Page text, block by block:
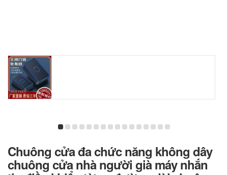
Chuông cửa đa chức năng không dây
chuông cửa nhà người già máy nhắn